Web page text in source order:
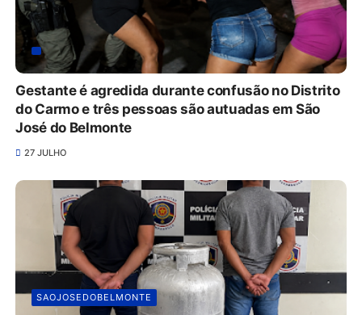
Gestante é agredida durante confusão no Distrito
do Carmo e três pessoas são autuadas em São
José do Belmonte
27 JULHO
SAOJOSEDOBELMONTE